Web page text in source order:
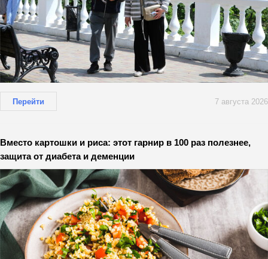
Перейти 7 августа 2026
Вместо картошки и риса: этот гарнир в 100 раз полезнее,
защита от диабета и деменции